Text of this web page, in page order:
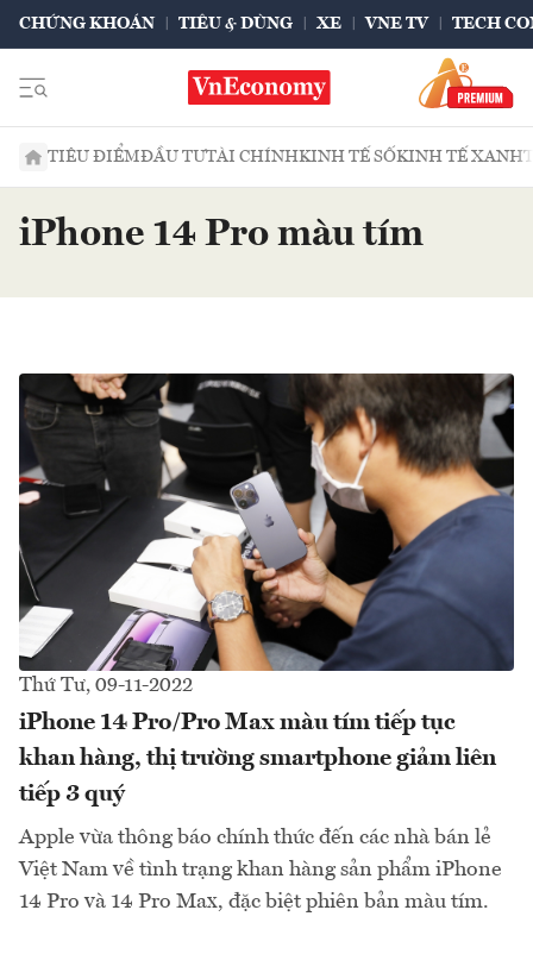
CHỨNG KHOÁN TIÊU & DÙNG XE VNE TV TECH
TIÊU ĐIỂMĐẦU TƯTÀI CHÍNHKINH TẾ SỐKINH TẾ XANH
iPhone 14 Pro màu tím
Thứ Tư, 09-11-2022
iPhone 14 Pro/Pro Max màu tím tiếp tục
khan hàng, thị trường smartphone giảm liên
tiếp 3 quý
Apple vừa thông báo chính thức đến các nhà bán lẻ
Việt Nam về tình trạng khan hàng sản phẩm iPhone
14 Pro và 14 Pro Max, đặc biệt phiên bản màu tím.